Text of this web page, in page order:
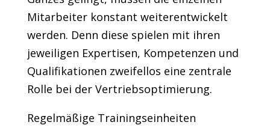
Mitarbeiter konstant weiterentwickelt
werden. Denn diese spielen mit ihren
jeweiligen Expertisen, Kompetenzen und
Qualifikationen zweifellos eine zentrale
Rolle bei der Vertriebsoptimierung.
Regelmäßige Trainingseinheiten